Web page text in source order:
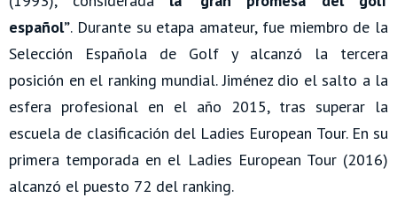
español”. Durante su etapa amateur, fue miembro de la
Selección Española de Golf y alcanzó la tercera
posición en el ranking mundial. Jiménez dio el salto a la
esfera profesional en el año 2015, tras superar la
escuela de clasificación del Ladies European Tour. En su
primera temporada en el Ladies European Tour (2016)
alcanzó el puesto 72 del ranking.